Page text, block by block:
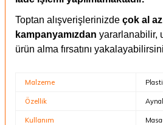
Toptan alışverişlerinizde çok al
kampanyamızdan yararlanabilir,
ürün alma fırsatını
Malzeme
Özellik
Kullanım